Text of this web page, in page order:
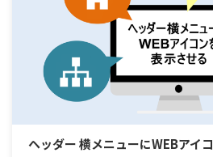
サイトタイトル サイト改善
サムネイル画像 サーチコンソール
スパム対策 スマホ表示 タグ
ヘッダー 横メニューにWEBアイ